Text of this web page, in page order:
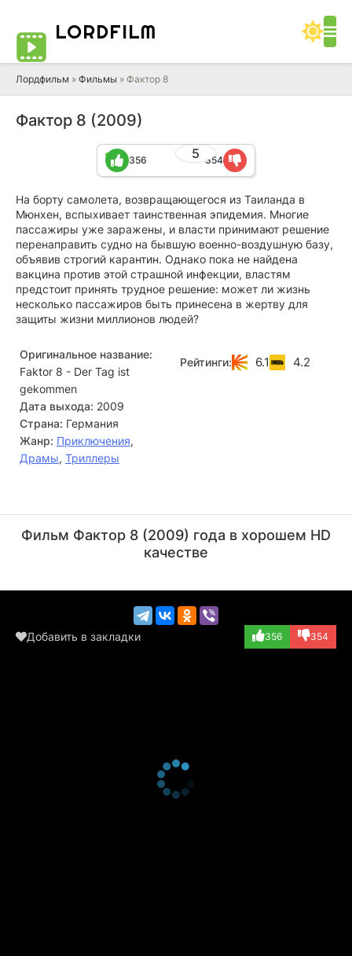
LORDFILM
Лордфильм » Фильмы » Фактор 8
Фактор 8 (2009)
5
356 354
На борту самолета, возвращающегося из Таиланда в
Мюнхен, вспыхивает таинственная эпидемия. Многие
пассажиры уже заражены, и власти принимают решение
перенаправить судно на бывшую военно-воздушную базу,
объявив строгий карантин. Однако пока не найдена
вакцина против этой страшной инфекции, властям
предстоит принять трудное решение: может ли жизнь
несколько пассажиров быть принесена в жертву для
защиты жизни миллионов людей?
Оригинальное название:
Faktor 8 - Der Tag ist
gekommen
Дата выхода: 2009
Страна: Германия
Жанр: Приключения,
Драмы, Триллеры
Рейтинги: 6.1 4.2
(Peter Brandt)
(Pascal)
Фильм Фактор 8 (2009) года в хорошем HD
качестве
Добавить в закладки 356 354